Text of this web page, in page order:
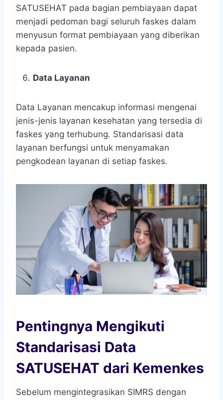
SATUSEHAT pada bagian pembiayaan dapat
menjadi pedoman bagi seluruh faskes dalam
menyusun format pembiayaan yang diberikan
kepada pasien.
Data Layanan
Data Layanan mencakup informasi mengenai
jenis-jenis layanan kesehatan yang tersedia di
faskes yang terhubung. Standarisasi data
layanan berfungsi untuk menyamakan
pengkodean layanan di setiap faskes.
Pentingnya Mengikuti
Standarisasi Data
SATUSEHAT dari Kemenkes
Sebelum mengintegrasikan SIMRS dengan